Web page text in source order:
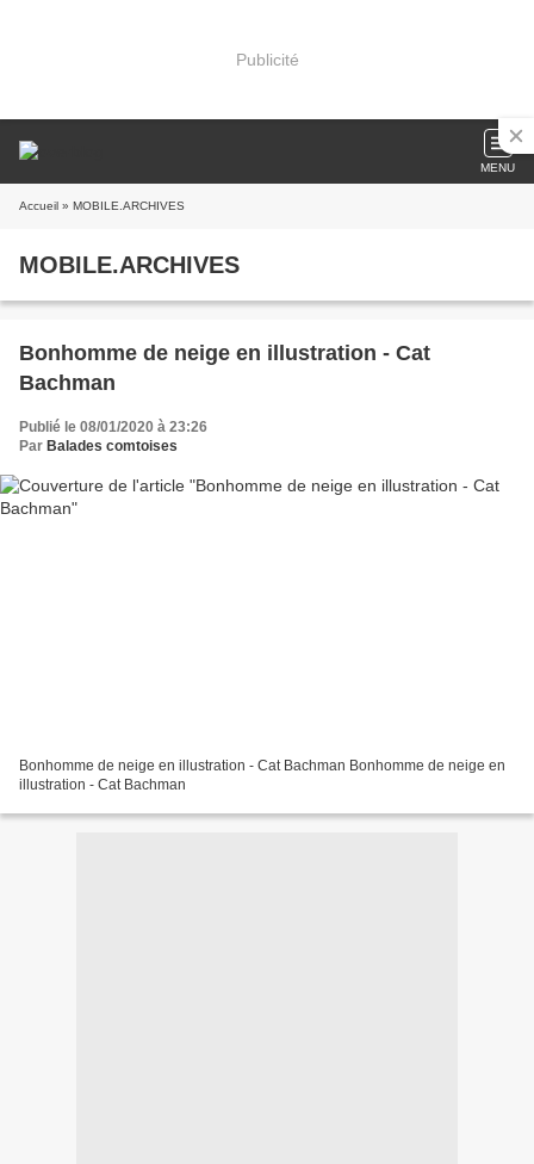
Publicité
MENU
Accueil » MOBILE.ARCHIVES
MOBILE.ARCHIVES
Bonhomme de neige en illustration - Cat
Bachman
Publié le 08/01/2020 à 23:26
Par Balades comtoises
Bonhomme de neige en illustration - Cat Bachman Bonhomme de neige en
illustration - Cat Bachman